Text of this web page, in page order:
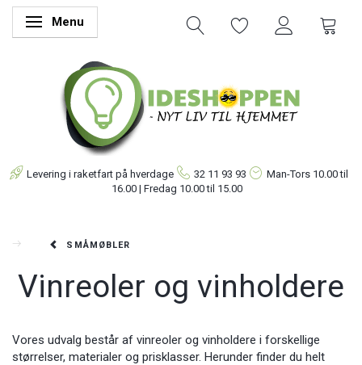
Skifte navigation
Menu
Levering i raketfart på hverdage 32 11 93 93 Man-Tors 10.00 til
16.00 | Fredag 10.00 til 15.00
SMÅMØBLER
Vinreoler og vinholdere
Vores udvalg består af vinreoler og vinholdere i forskellige
størrelser, materialer og prisklasser. Herunder finder du helt